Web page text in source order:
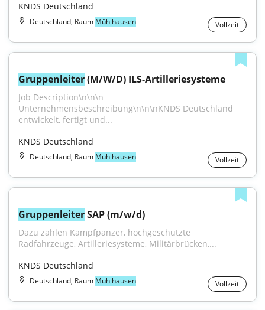
KNDS Deutschland
Deutschland, Raum Mühlhausen Vollzeit
Gruppenleiter (M/W/D) ILS-Artilleriesysteme
Job Description\n\n\n
Unternehmensbeschreibung\n\n\nKNDS Deutschland
entwickelt, fertigt und...
KNDS Deutschland
Deutschland, Raum Mühlhausen Vollzeit
Gruppenleiter SAP (m/w/d)
Dazu zählen Kampfpanzer, hochgeschützte
Radfahrzeuge, Artilleriesysteme, Militärbrücken,...
KNDS Deutschland
Deutschland, Raum Mühlhausen Vollzeit